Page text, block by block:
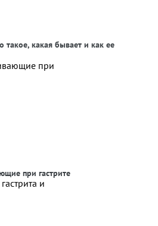
такое, какая бывает и как ее
при гастрите